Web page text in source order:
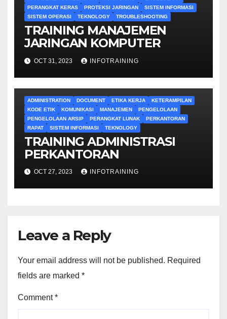
PERANGKAT KERAS
PROTEKSI JARINGAN
SISTEM INFORMASI
SISTEM OPERASI
TEKNOLOGY TROUBLESHOOTING
TRAINING MANAJEMEN
JARINGAN KOMPUTER
OCT 31, 2023 INFOTRAINING
ADMINISTRATION DOCUMENT ETIKA KERJA
KETERAMPILAN
KODE ETIK
KOMUNIKASI MANAJEMEN
PENGELOLAAN
PENGELOLAAN ARSIP
PERANGKAT LUNAK
PERKANTORAN
RAPAT
SISTEM INFORMASI TEKNOLOGY
TRAINING ADMINISTRASI
PERKANTORAN
OCT 27, 2023 INFOTRAINING
Leave a Reply
Your email address will not be published. Required
fields are marked *
Comment*